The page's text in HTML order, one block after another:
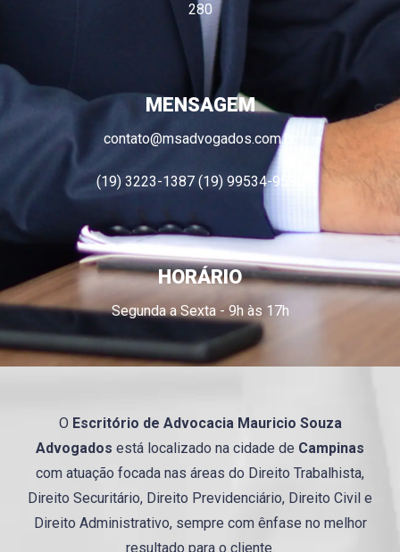
280
MENSAGEM
contato@msadvogados.com.br
(19) 3223-1387 (19) 99534-9596
HORÁRIO
Segunda a Sexta - 9h às 17h
O Escritório de Advocacia Mauricio Souza
Advogados está localizado na cidade de Campinas
com atuação focada nas áreas do Direito Trabalhista,
Direito Securitário, Direito Previdenciário, Direito Civil e
Direito Administrativo, sempre com ênfase no melhor
resultado para o cliente.